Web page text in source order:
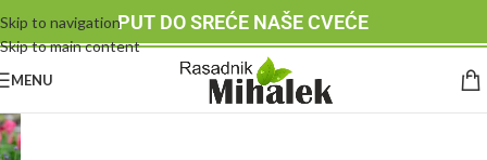
Skip to navigation
Skip to main content
PUT DO SREĆE NAŠE CVEĆE
MENU
RASADNIK
MIHALEK